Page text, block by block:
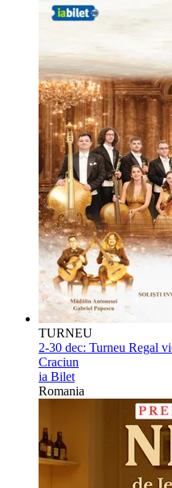
TURNEU
2-30 dec: Turneu Regal
Craciun
ia Bilet
Romania